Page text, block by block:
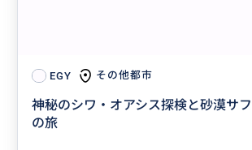
EGY その他都市
神秘のシワ・オアシス探検と砂漠サ
の旅